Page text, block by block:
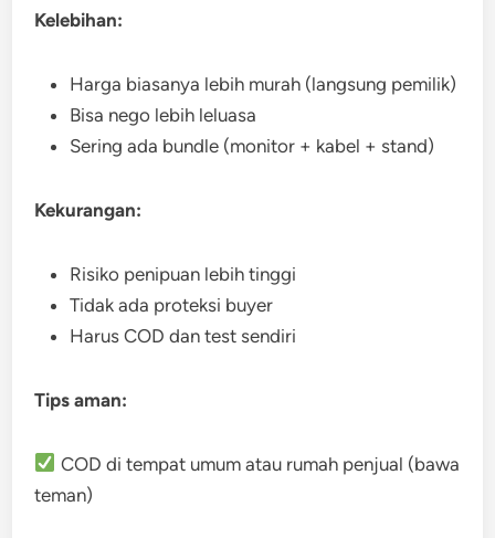
Kelebihan:
Harga biasanya lebih murah (langsung pemilik)
Bisa nego lebih leluasa
Sering ada bundle (monitor + kabel + stand)
Kekurangan:
Risiko penipuan lebih tinggi
Tidak ada proteksi buyer
Harus COD dan test sendiri
Tips aman:
COD di tempat umum atau rumah penjual (bawa
teman)